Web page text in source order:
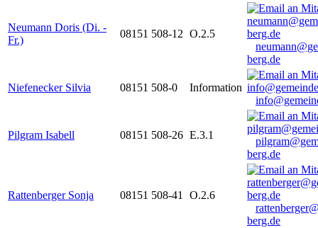
Neumann Doris (Di. -
Fr.)
08151 508-12 O.2.5
berg.de
Niefenecker Silvia 08151 508-0
Information
Pilgram Isabell 08151 508-26 E.3.1
berg.de
Rattenberger Sonja 08151 508-41
O.2.6
berg.de